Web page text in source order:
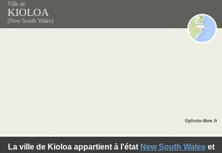
Ville de
KIOLOA
(New South Wales)
La ville de Kioloa appartient à l'état New South Waleset
©photo-libre.fr